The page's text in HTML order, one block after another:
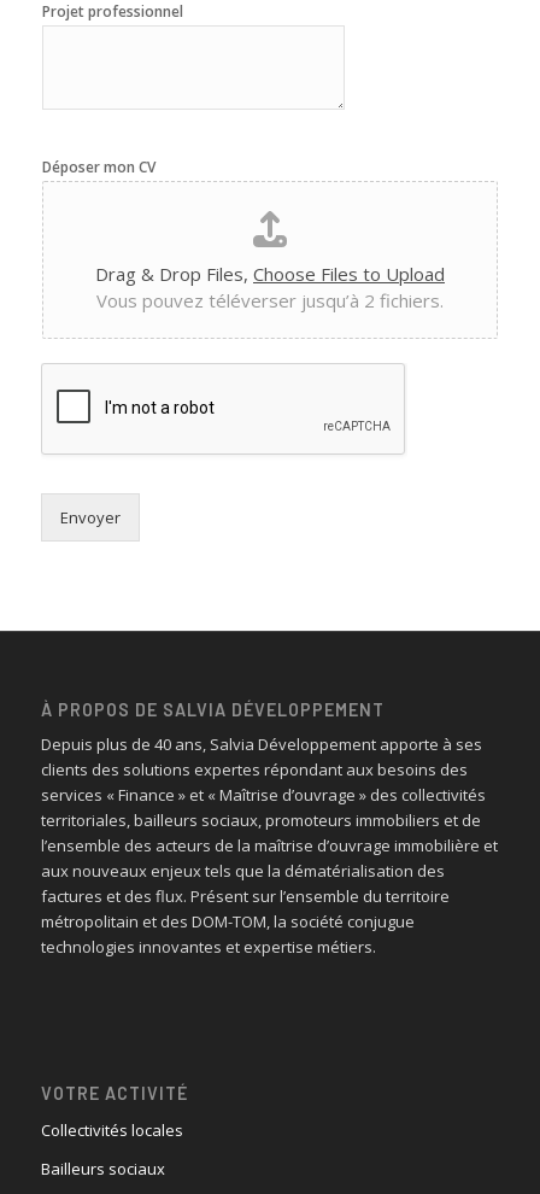
Projet professionnel
Déposer mon CV
Drag & Drop Files, Choose Files to Upload
Vous pouvez téléverser jusqu’à 2 fichiers.
Envoyer
À PROPOS DE SALVIA DÉVELOPPEMENT
Depuis plus de 40 ans, Salvia Développement apporte à ses
clients des solutions expertes répondant aux besoins des
services « Finance » et « Maîtrise d’ouvrage » des collectivités
territoriales, bailleurs sociaux, promoteurs immobiliers et de
l’ensemble des acteurs de la maîtrise d’ouvrage immobilière et
aux nouveaux enjeux tels que la dématérialisation des
factures et des flux. Présent sur l’ensemble du territoire
métropolitain et des DOM-TOM, la société conjugue
technologies innovantes et expertise métiers.
VOTRE ACTIVITÉ
Collectivités locales
Bailleurs sociaux